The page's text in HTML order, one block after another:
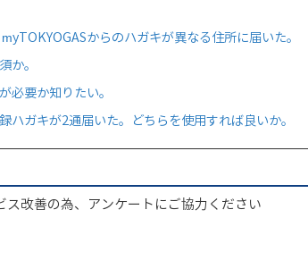
からのハガキが異なる住所に届いた。
か。
必要か知りたい。
ガキが2通届いた。どちらを使用すれば良いか。
ス改善の為、アンケートにご協力ください